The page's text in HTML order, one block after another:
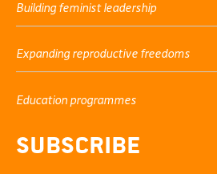
Building feminist leadership
Expanding reproductive freedoms
Education programmes
Subscribe